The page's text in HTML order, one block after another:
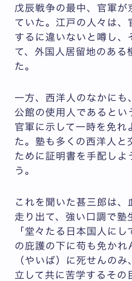
戊辰戦争の最中、官軍が
ていた。江戸の人々は、
するに違いないと噂し、
て、外国人居留地のある
た。
一方、西洋人のなかにも
公館の使用人であるとい
官軍に示して一時を免れ
た。塾も多くの西洋人と
ために証明書を手配しよ
う。
これを聞いた甚三郎は、
走り出て、強い口調で塾
「堂々たる日本国人に
の庇護の下に苟も免かれ
（やいば）に死せんの
立して共に苦学するその